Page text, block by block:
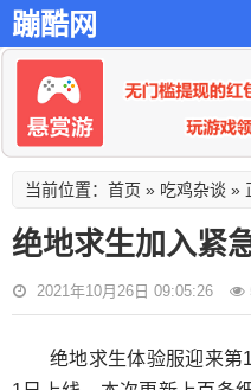
蹦酷网
当前位置： 首页 » 吃鸡杂谈 »
绝地求生加入紧
2021年10月26日 09:05:26
绝地求生体验服迎来第